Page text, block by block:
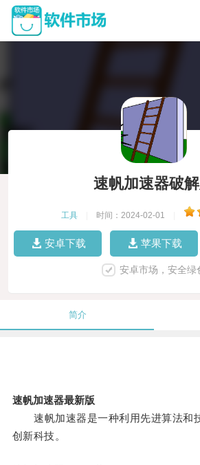
速帆加速器破
工具 时间：2024-02-01
安卓下载 苹果下载
安卓市场，安全绿
简介
速帆加速器最新版
速帆加速器是一种利用先进算法和
创新科技。